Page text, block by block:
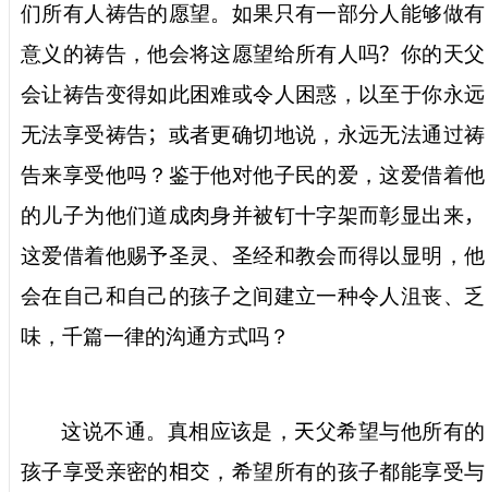
们所有人祷告的愿望。如果只有一部分人能够做有
意义的祷告，他会将这愿望给所有人吗？ 你的天父
会让祷告变得如此困难或令人困惑，以至于你永远
无法享受祷告； 或者更确切地说，永远无法通过祷
告来享受他吗 ？鉴于他对他子民的爱，这爱借着他
的儿子为他们道成肉身并被钉十字架而彰显出来，
这爱借着他赐予圣灵、圣经和教会而得以显明，他
会在自己和自己的孩子之间建立一种令人沮丧、乏
味，千篇一律的沟通方式吗？
这说不通。真相应该是， 天父希望与他所有的
孩子享受亲密的相交 ，希望所有的孩子都能享受与